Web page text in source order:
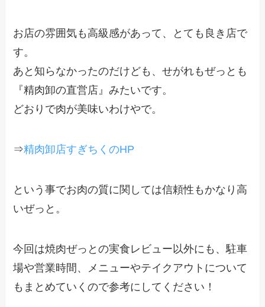
お店の雰囲気も高級感があって、とても良き店で
す。
あと知らなかったのだけども、せがれもぜっとも
『精肉卸の直営店』みたいです。
どおりで肉が美味いわけやで。
⇒精肉卸店すぎちくのHP
という事でお肉の質に関しては信頼性もかなり高
いぜっと。
今回は焼肉ぜっとの実食レビュー以外にも、駐車
場や営業時間、メニューやテイクアウトについて
もまとめていくので参考にしてください！